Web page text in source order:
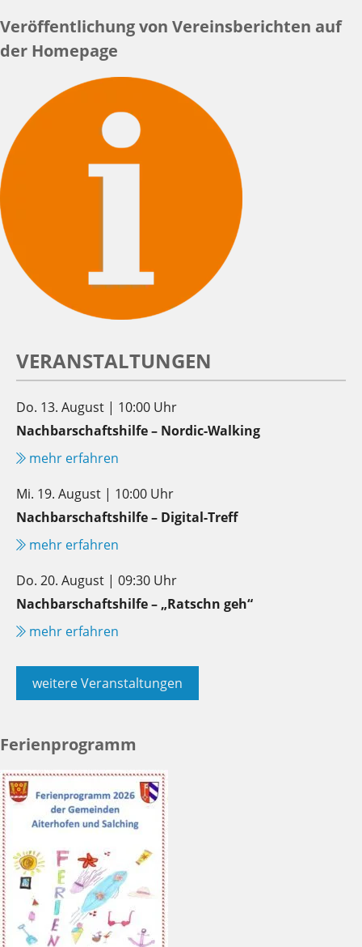
Veröffentlichung von Vereinsberichten auf
der Homepage
VERANSTALTUNGEN
Do. 13. August | 10:00 Uhr
Nachbarschaftshilfe – Nordic-Walking
mehr erfahren
Mi. 19. August | 10:00 Uhr
Nachbarschaftshilfe – Digital-Treff
mehr erfahren
Do. 20. August | 09:30 Uhr
Nachbarschaftshilfe – „Ratschn geh“
mehr erfahren
weitere Veranstaltungen
Ferienprogramm